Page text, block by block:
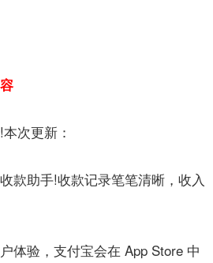
次更新：
助手!收款记录笔笔清晰，收入
验，支付宝会在 App Store 中